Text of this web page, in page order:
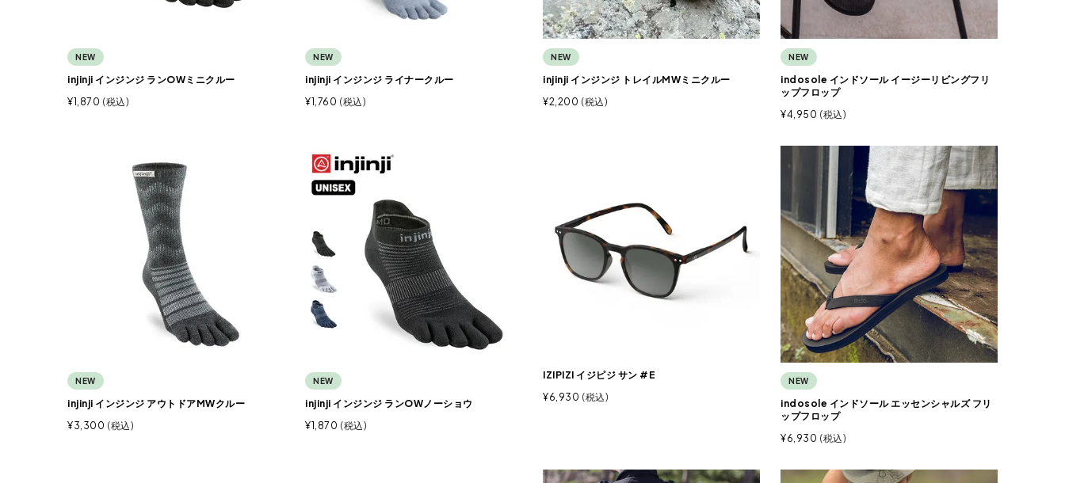
NEW
injinji インジンジ ランOWミニクルー
¥1,870 税込
NEW
injinji インジンジ ライナークルー
¥1,760 税込
NEW
injinji インジンジ トレイルMWミニクルー
¥2,200 税込
NEW
indosole インドソール イージーリビングフリ
ップフロップ
¥4,950 税込
NEW
injinji インジンジ アウトドアMWクルー
¥3,300 税込
NEW
injinji インジンジ ランOWノーショウ
¥1,870 税込
IZIPIZI イジピジ サン #E
¥6,930 税込
NEW
indosole インドソール エッセンシャルズ フリ
ップフロップ
¥6,930 税込